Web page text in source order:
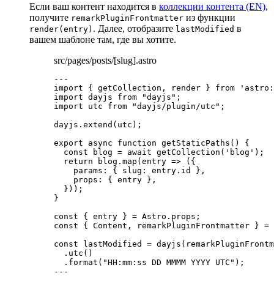
Если ваш контент находится в коллекции контента (EN),
получите remarkPluginFrontmatter из функции
render(entry) . Далее, отобразите lastModified в
вашем шаблоне там, где вы хотите.
src/pages/posts/[slug].astro
---
import { getCollection, render } from '
import dayjs from "dayjs " ;
import utc from "dayjs/plugin/utc " ;
dayjs . extend (utc);
export
async function getStaticPaths ()
{
const
blog = await getCollection ( ' blog ' );
return blog . map (entry => ({
params: { slug: entry . id } ,
props: { entry } ,
}));
}
const { entry } = Astro . props ;
const { Content , remarkPluginFrontmatter } =
const lastModified = dayjs
. utc ()
. format ( "HH:mm:ss DD MMMM YYYY UTC " );
---